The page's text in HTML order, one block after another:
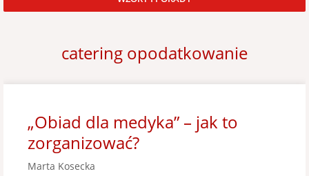
catering opodatkowanie
„Obiad dla medyka” – jak to
zorganizować?
Marta Kosecka